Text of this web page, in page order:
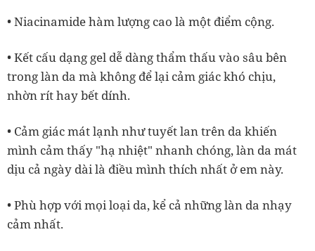
• Niacinamide hàm lượng cao là một điểm cộng.
• Kết cấu dạng gel dễ dàng thẩm thấu vào sâu bên
trong làn da mà không để lại cảm giác khó chịu,
nhờn rít hay bết dính.
• Cảm giác mát lạnh như tuyết lan trên da khiến
mình cảm thấy "hạ nhiệt" nhanh chóng, làn da mát
dịu cả ngày dài là điều mình thích nhất ở em này.
• Phù hợp với mọi loại da, kể cả những làn da nhạy
cảm nhất.